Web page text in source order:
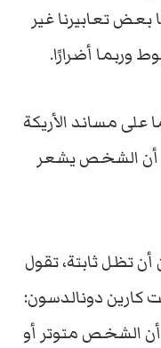
تعابيرنا غير
وربما أضرارًا.
مساند الأريكة
أن الشخص يشعر
أن تظل ثابتة، تقول
كارين دونالدسون:
أن الشخص متوتر أو